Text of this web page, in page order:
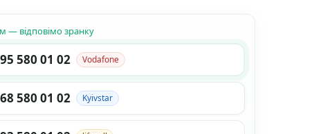
— відповімо зранку
580 01 02 Vodafone
580 01 02 Kyivstar